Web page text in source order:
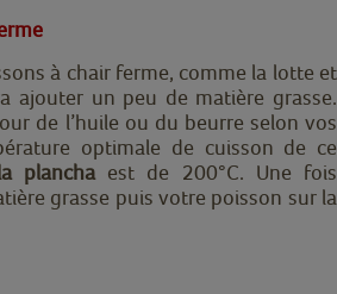
à chair ferme, comme la lotte et
ajouter un peu de matière grasse.
de l’huile ou du beurre selon vos
optimale de cuisson de ce
plancha est de 200°C. Une fois
grasse puis votre poisson sur la